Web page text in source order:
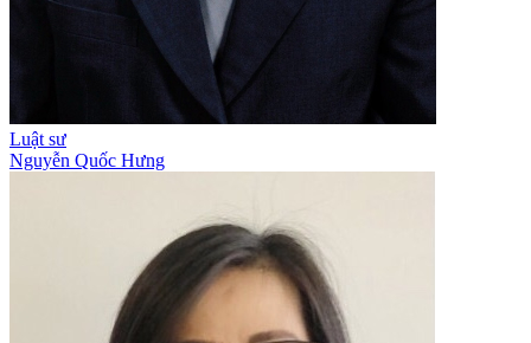
Luật sư
Nguyễn Quốc Hưng